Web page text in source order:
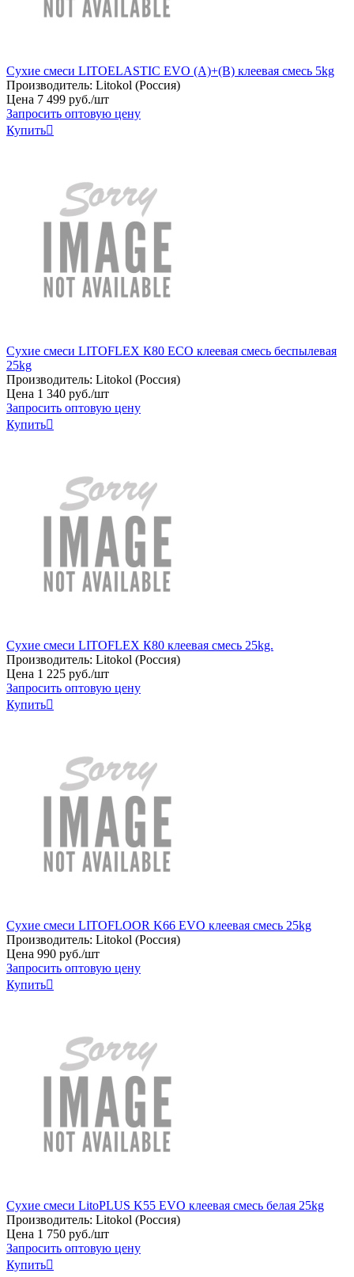
Сухие смеси LITOELASTIC EVO (A)+(B) клеевая смесь 5kg
Производитель: Litokol (Россия)
Цена 7 499 руб./шт
Запросить оптовую цену
Купить
Сухие смеси LITOFLEX К80 ECO клеевая смесь беспылевая
25kg
Производитель: Litokol (Россия)
Цена 1 340 руб./шт
Запросить оптовую цену
Купить
Сухие смеси LITOFLEX К80 клеевая смесь 25kg.
Производитель: Litokol (Россия)
Цена 1 225 руб./шт
Запросить оптовую цену
Купить
Сухие смеси LITOFLOOR K66 EVO клеевая смесь 25kg
Производитель: Litokol (Россия)
Цена 990 руб./шт
Запросить оптовую цену
Купить
Сухие смеси LitoPLUS K55 EVO клеевая смесь белая 25kg
Производитель: Litokol (Россия)
Цена 1 750 руб./шт
Запросить оптовую цену
Купить